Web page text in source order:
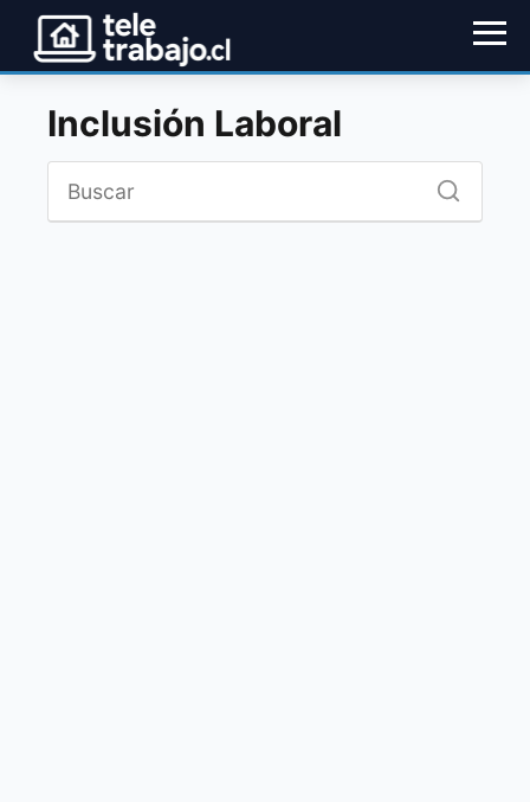
Inclusión Laboral